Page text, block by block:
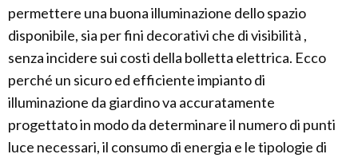
permettere una buona illuminazione dello spazio
disponibile, sia per fini decorativi che di visibilità ,
senza incidere sui costi della bolletta elettrica. Ecco
perché un sicuro ed efficiente impianto di
illuminazione da giardino va accuratamente
progettato in modo da determinare il numero di punti
luce necessari, il consumo di energia e le tipologie di